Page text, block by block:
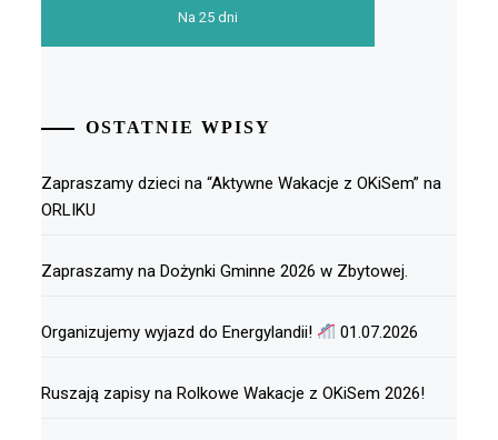
Na 25 dni
OSTATNIE WPISY
Zapraszamy dzieci na “Aktywne Wakacje z OKiSem” na
ORLIKU
Zapraszamy na Dożynki Gminne 2026 w Zbytowej.
Organizujemy wyjazd do Energylandii! 01.07.2026
Ruszają zapisy na Rolkowe Wakacje z OKiSem 2026!